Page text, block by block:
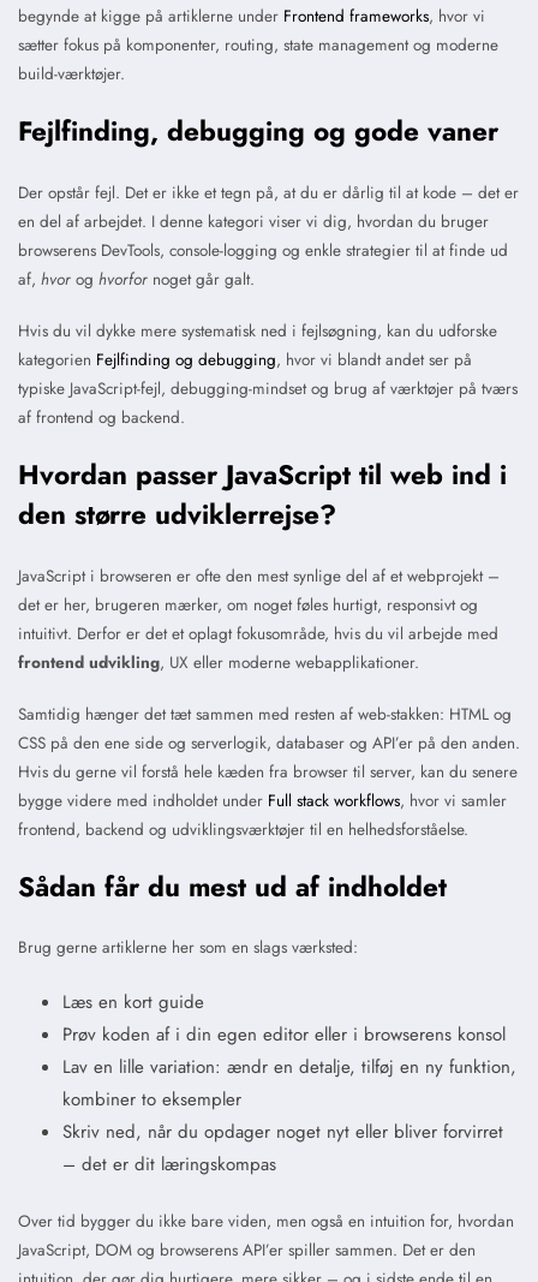
begynde at kigge på artiklerne under Frontend frameworks, hvor vi
sætter fokus på komponenter, routing, state management og moderne
build-værktøjer.
Fejlfinding, debugging og gode vaner
Der opstår fejl. Det er ikke et tegn på, at du er dårlig til at kode – det er
en del af arbejdet. I denne kategori viser vi dig, hvordan du bruger
browserens DevTools, console-logging og enkle strategier til at finde ud
af, hvor og hvorfor noget går galt.
Hvis du vil dykke mere systematisk ned i fejlsøgning, kan du udforske
kategorien Fejlfinding og debugging, hvor vi blandt andet ser på
typiske JavaScript-fejl, debugging-mindset og brug af værktøjer på tværs
af frontend og backend.
Hvordan passer JavaScript til web ind i
den større udviklerrejse?
JavaScript i browseren er ofte den mest synlige del af et webprojekt –
det er her, brugeren mærker, om noget føles hurtigt, responsivt og
intuitivt. Derfor er det et oplagt fokusområde, hvis du vil arbejde med
frontend udvikling, UX eller moderne webapplikationer.
Samtidig hænger det tæt sammen med resten af web-stakken: HTML og
CSS på den ene side og serverlogik, databaser og API’er på den anden.
Hvis du gerne vil forstå hele kæden fra browser til server, kan du senere
bygge videre med indholdet under Full stack workflows, hvor vi samler
frontend, backend og udviklingsværktøjer til en helhedsforståelse.
Sådan får du mest ud af indholdet
Brug gerne artiklerne her som en slags værksted:
Læs en kort guide
Prøv koden af i din egen editor eller i browserens konsol
Lav en lille variation: ændr en detalje, tilføj en ny funktion,
kombiner to eksempler
Skriv ned, når du opdager noget nyt eller bliver forvirret
– det er dit læringskompas
Over tid bygger du ikke bare viden, men også en intuition for, hvordan
JavaScript, DOM og browserens API’er spiller sammen. Det er den